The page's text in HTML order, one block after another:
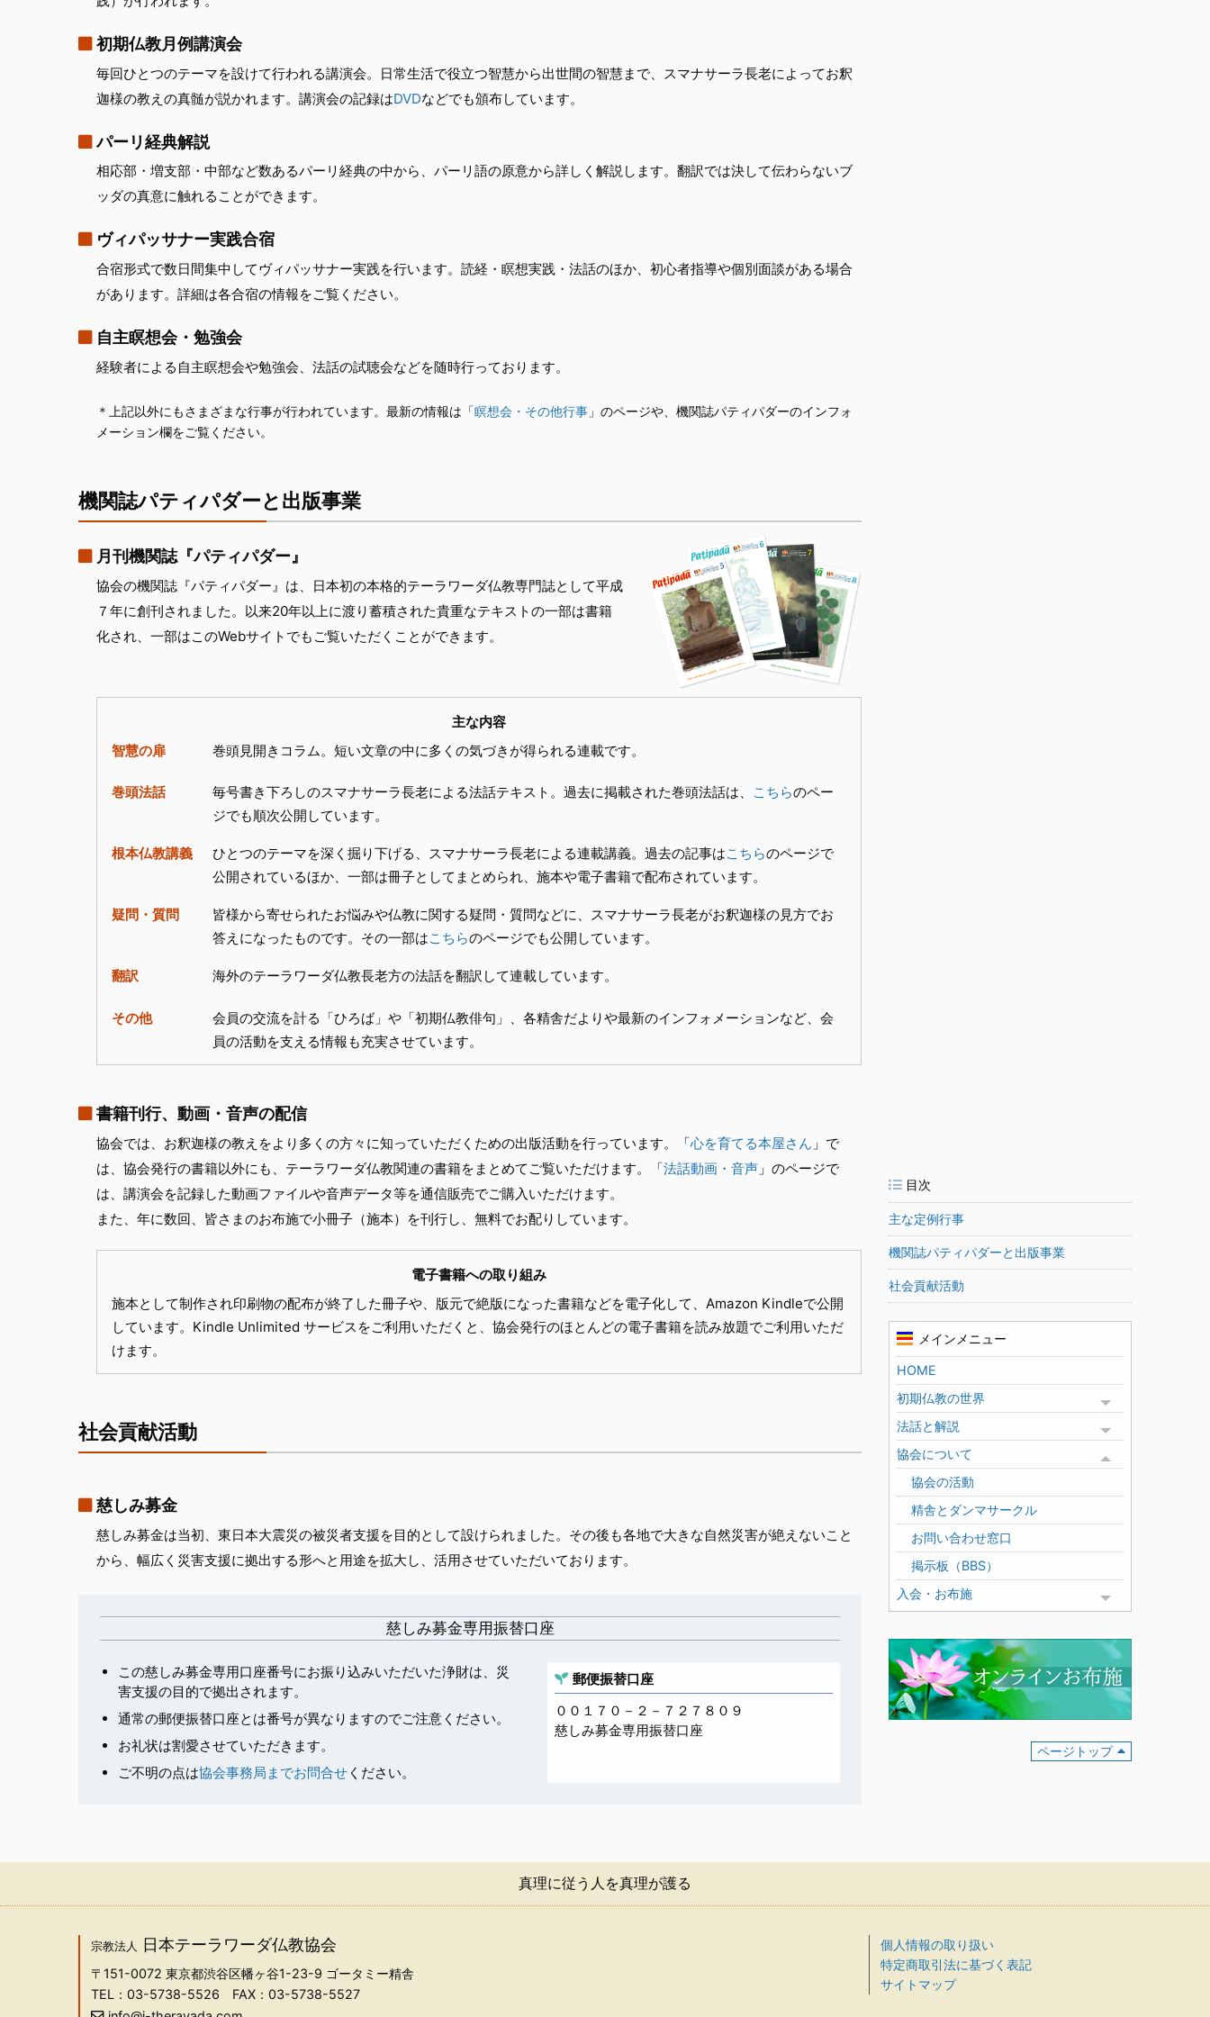
初期仏教月例講演会
毎回ひとつのテーマを設けて行われる講演会。日常生活で役立つ智慧から出世間の智慧まで、スマナサーラ長老によってお釈
迦様の教えの真髄が説かれます。講演会の記録はDVDなどでも頒布しています。
パーリ経典解説
相応部・増支部・中部など数あるパーリ経典の中から、パーリ語の原意から詳しく解説します。翻訳では決して伝わらないブ
ッダの真意に触れることができます。
ヴィパッサナー実践合宿
合宿形式で数日間集中してヴィパッサナー実践を行います。読経・瞑想実践・法話のほか、初心者指導や個別面談がある場合
があります。詳細は各合宿の情報をご覧ください。
自主瞑想会・勉強会
経験者による自主瞑想会や勉強会、法話の試聴会などを随時行っております。
＊上記以外にもさまざまな行事が行われています。最新の情報は「瞑想会・その他行事 」のページや、機関誌パティパダーのインフォ
メーション欄をご覧ください。
機関誌パティパダーと出版事業
月刊機関誌『パティパダー』
協会の機関誌『パティパダー』は、日本初の本格的テーラワーダ仏教専門誌として平成
７年に創刊されました。以来20年以上に渡り蓄積された貴重なテキストの一部は書籍
化され、一部はこのWebサイトでもご覧いただくことができます。
主な内容
智慧の扉
巻頭見開きコラム。短い文章の中に多くの気づきが得られる連載です。
巻頭法話 毎号書き下ろしのスマナサーラ長老による法話テキスト。過去に掲載された巻頭法話は、 こちらのペー
ジでも順次公開しています。
根本仏教講義 ひとつのテーマを深く掘り下げる、スマナサーラ長老による連載講義。過去の記事はこちらのページで
公開されているほか、一部は冊子としてまとめられ、施本や電子書籍で配布されています。
疑問・質問
皆様から寄せられたお悩みや仏教に関する疑問・質問などに、スマナサーラ長老がお釈迦様の見方でお
答えになったものです。その一部はこちらのページでも公開しています。
翻訳 海外のテーラワーダ仏教長老方の法話を翻訳して連載しています。
その他
会員の交流を計る「ひろば」や「初期仏教俳句」、各精舎だよりや最新のインフォメーションなど、会
員の活動を支える情報も充実させています。
書籍刊行、動画・音声の配信
協会では、お釈迦様の教えをより多くの方々に知っていただくための出版活動を行っています。「心を育てる本屋さん 」で
は、協会発行の書籍以外にも、テーラワーダ仏教関連の書籍をまとめてご覧いただけます。「法話動画・音声 」のページで
は、講演会を記録した動画ファイルや音声データ等を通信販売でご購入いただけます。
また、年に数回、皆さまのお布施で小冊子（施本）を刊行し、無料でお配りしています。
電子書籍への取り組み
施本として制作され印刷物の配布が終了した冊子や、版元で絶版になった書籍などを電子化して、Amazon Kindleで公開
しています。Kindle Unlimited サービスをご利用いただくと、協会発行のほとんどの電子書籍を読み放題でご利用いただ
けます。
社会貢献活動
慈しみ募金
慈しみ募金は当初、東日本大震災の被災者支援を目的として設けられました。その後も各地で大きな自然災害が絶えないこと
から、幅広く災害支援に拠出する形へと用途を拡大し、活用させていただいております。
慈しみ募金専用振替口座
この慈しみ募金専用口座番号にお振り込みいただいた浄財は、災
害支援の目的で拠出されます。
通常の郵便振替口座とは番号が異なりますのでご注意ください。
お礼状は割愛させていただきます。
ご不明の点は協会事務局までお問合せ ください。
郵便振替口座
００１７０－２－７２７８０９
慈しみ募金専用振替口座
目次
主な定例行事
機関誌パティパダーと出版事業
社会貢献活動
メインメニュー
HOME
初期仏教の世界
Toggle menu
法話と解説
Toggle menu
協会について
Toggle menu
協会の活動
精舎とダンマサークル
お問い合わせ窓口
掲示板（BBS）
入会・お布施
Toggle menu
ページトップ
真理に従う人を真理が護る
個人情報の取り扱い
特定商取引法に基づく表記
サイトマップ
宗教法人 日本テーラワーダ仏教協会
〒151-0072 東京都渋谷区幡ヶ谷1-23-9 ゴータミー精舎
TEL：03-5738-5526 FAX：03-5738-5527